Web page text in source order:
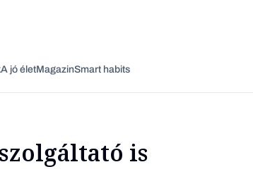
A jó életMagazinSmart habits
is